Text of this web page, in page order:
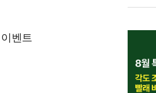
이벤트